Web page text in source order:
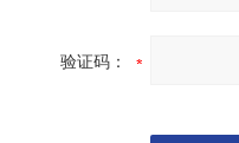
验证码：